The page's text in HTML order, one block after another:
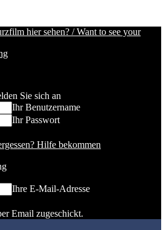
hier sehen? / Want to see your
Sie sich an
Ihr Benutzername
Ihr Passwort
Hilfe bekommen
Ihre E-Mail-Adresse
Email zugeschickt.